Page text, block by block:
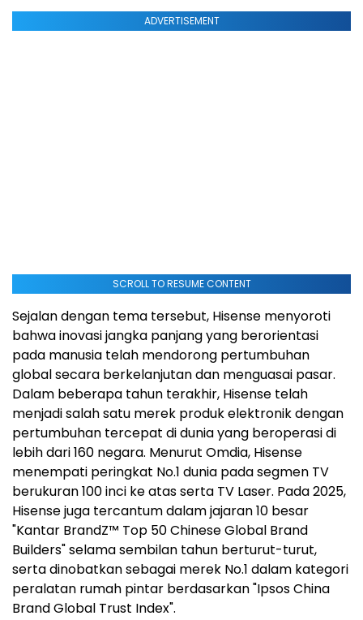
ADVERTISEMENT
SCROLL TO RESUME CONTENT
Sejalan dengan tema tersebut, Hisense menyoroti
bahwa inovasi jangka panjang yang berorientasi
pada manusia telah mendorong pertumbuhan
global secara berkelanjutan dan menguasai pasar.
Dalam beberapa tahun terakhir, Hisense telah
menjadi salah satu merek produk elektronik dengan
pertumbuhan tercepat di dunia yang beroperasi di
lebih dari 160 negara. Menurut Omdia, Hisense
menempati peringkat No.1 dunia pada segmen TV
berukuran 100 inci ke atas serta TV Laser. Pada 2025,
Hisense juga tercantum dalam jajaran 10 besar
"Kantar BrandZ™ Top 50 Chinese Global Brand
Builders" selama sembilan tahun berturut-turut,
serta dinobatkan sebagai merek No.1 dalam kategori
peralatan rumah pintar berdasarkan "Ipsos China
Brand Global Trust Index".